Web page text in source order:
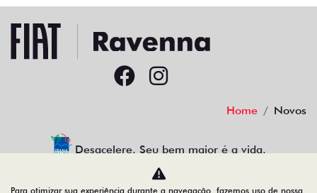
Home Novos
Desacelere. Seu bem maior é a vida.
Para otimizar sua experiência durante a navegação, fazemos uso de nossa